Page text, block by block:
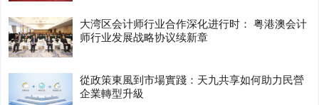
大湾区会计师行业合作深化进行时： 粤港澳会计
师行业发展战略协议续新章
從政策東風到市場實踐：天九共享如何助力民營
企業轉型升級